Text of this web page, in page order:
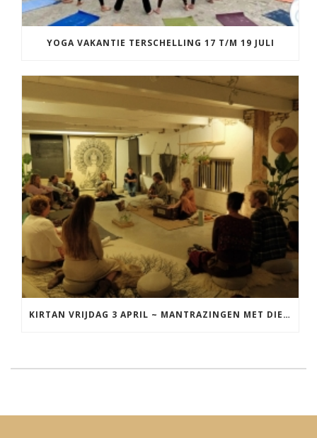
YOGA VAKANTIE TERSCHELLING 17 T/M 19 JULI
KIRTAN VRIJDAG 3 APRIL ~ MANTRAZINGEN MET DIEDERICK IN LEEUWARDEN